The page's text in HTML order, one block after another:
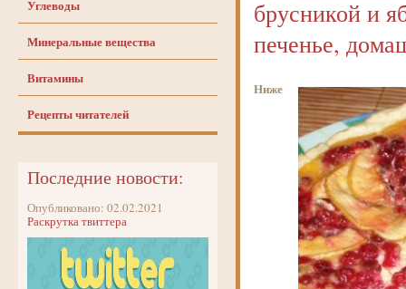
Углеводы
Минеральные вещества
Витамины
Рецепты читателей
Последние новости:
Опубликовано: 02.02.2021
Раскрутка твиттера
брусникой и
печенье,
Ниже